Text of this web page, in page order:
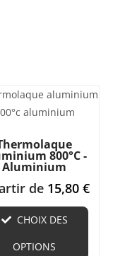
800°C -
Aluminium
de 15,80€
CHOIX DES
OPTIONS